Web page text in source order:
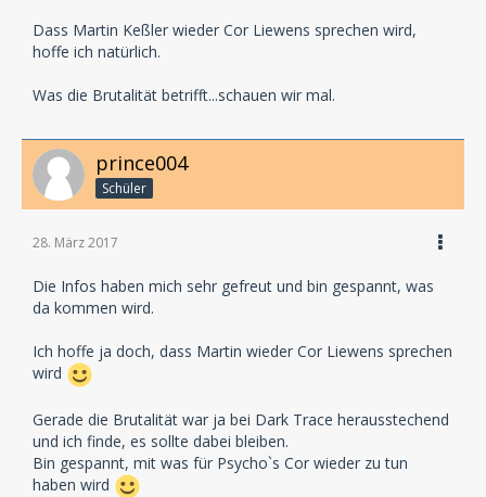
Dass Martin Keßler wieder Cor Liewens sprechen wird,
hoffe ich natürlich.
Was die Brutalität betrifft...schauen wir mal.
prince004
Schüler
28. März 2017
Die Infos haben mich sehr gefreut und bin gespannt, was
da kommen wird.
Ich hoffe ja doch, dass Martin wieder Cor Liewens sprechen
wird
Gerade die Brutalität war ja bei Dark Trace herausstechend
und ich finde, es sollte dabei bleiben.
Bin gespannt, mit was für Psycho`s Cor wieder zu tun
haben wird